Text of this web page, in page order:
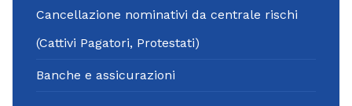
Cancellazione nominativi da centrale rischi
(Cattivi Pagatori, Protestati)
Banche e assicurazioni